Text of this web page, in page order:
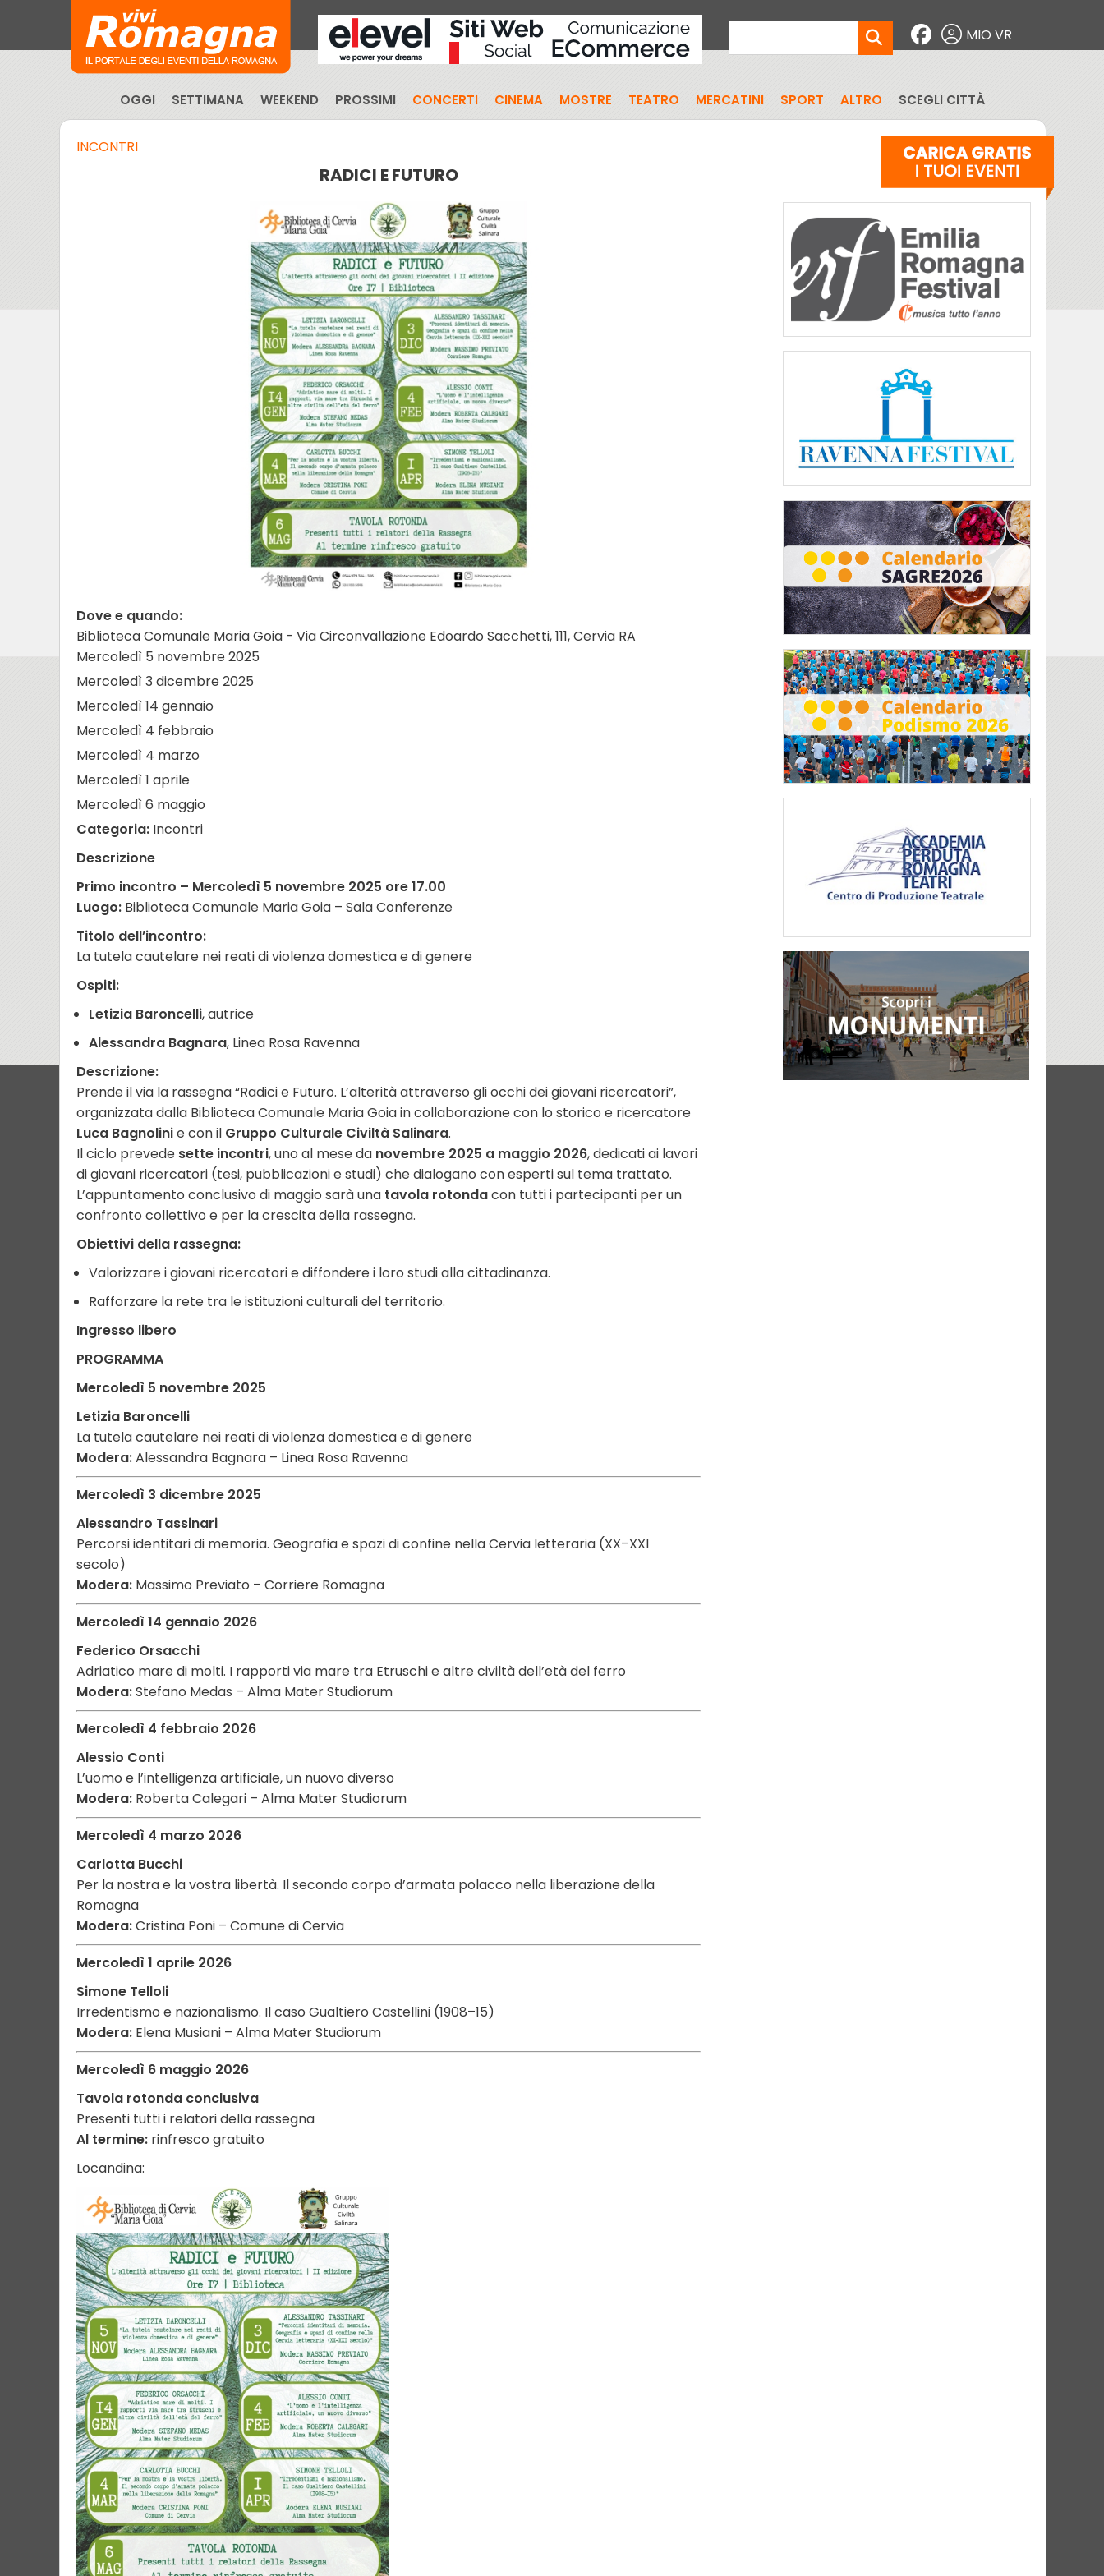
MIO VR
OGGI SETTIMANA WEEKEND PROSSIMI CONCERTI CINEMA MOSTRE TEATRO MERCATINI SPORT ALTRO SCEGLI CITTÀ
INCONTRI
RADICI E FUTURO
Dove e quando:
Biblioteca Comunale Maria Goia - Via Circonvallazione Edoardo Sacchetti, 111, Cervia RA
Mercoledì 5 novembre 2025
Mercoledì 3 dicembre 2025
Mercoledì 14 gennaio
Mercoledì 4 febbraio
Mercoledì 4 marzo
Mercoledì 1 aprile
Mercoledì 6 maggio
Categoria: Incontri
Descrizione
Primo incontro – Mercoledì 5 novembre 2025 ore 17.00
Luogo: Biblioteca Comunale Maria Goia – Sala Conferenze
Titolo dell’incontro:
La tutela cautelare nei reati di violenza domestica e di genere
Ospiti:
Letizia Baroncelli, autrice
Alessandra Bagnara, Linea Rosa Ravenna
Descrizione:
Prende il via la rassegna “Radici e Futuro. L’alterità attraverso gli occhi dei giovani ricercatori”,
organizzata dalla Biblioteca Comunale Maria Goia in collaborazione con lo storico e ricercatore
Luca Bagnolinie con il Gruppo Culturale Civiltà Salinara.
Il ciclo prevede sette incontri, uno al mese da novembre 2025 a maggio 2026, dedicati ai lavori
di giovani ricercatori (tesi, pubblicazioni e studi) che dialogano con esperti sul tema trattato.
L’appuntamento conclusivo di maggio sarà una tavola rotondacon tutti i partecipanti per un
confronto collettivo e per la crescita della rassegna.
Obiettivi della rassegna:
Valorizzare i giovani ricercatori e diffondere i loro studi alla cittadinanza.
Rafforzare la rete tra le istituzioni culturali del territorio.
Ingresso libero
PROGRAMMA
Mercoledì 5 novembre 2025
Letizia Baroncelli
La tutela cautelare nei reati di violenza domestica e di genere
Modera:Alessandra Bagnara – Linea Rosa Ravenna
Mercoledì 3 dicembre 2025
Alessandro Tassinari
Percorsi identitari di memoria. Geografia e spazi di confine nella Cervia letteraria (XX–XXI
secolo)
Modera: Massimo Previato – Corriere Romagna
Mercoledì 14 gennaio 2026
Federico Orsacchi
Adriatico mare di molti. I rapporti via mare tra Etruschi e altre civiltà dell’età del ferro
Modera:Stefano Medas – Alma Mater Studiorum
Mercoledì 4 febbraio 2026
Alessio Conti
L’uomo e l’intelligenza artificiale, un nuovo diverso
Modera: Roberta Calegari – Alma Mater Studiorum
Mercoledì 4 marzo 2026
Carlotta Bucchi
Per la nostra e la vostra libertà. Il secondo corpo d’armata polacco nella liberazione della
Romagna
Modera:Cristina Poni – Comune di Cervia
Mercoledì 1 aprile 2026
Simone Telloli
Irredentismo e nazionalismo. Il caso Gualtiero Castellini (1908–15)
Modera: Elena Musiani – Alma Mater Studiorum
Mercoledì 6 maggio 2026
Tavola rotonda conclusiva
Presenti tutti i relatori della rassegna
Al termine: rinfresco gratuito
Locandina: